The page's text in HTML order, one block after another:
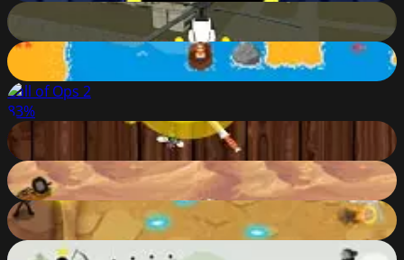
Free Rally: STALKER Mode
84
Fishing Day
70
Call of Ops 2
83%
XTREME KNIFE UP
46
Deep Worm
71%
Stickman Peacekeeper
86%
Stickman Archer: Mr Bow